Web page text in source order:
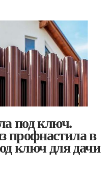
под ключ.
профнастила в
ключ для дачи